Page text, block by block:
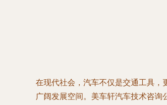
在现代社会，汽车不仅是交通工具
广阔发展空间。美车轩汽车技术咨